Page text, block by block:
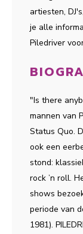
artiesten,
je alle
Piledriver
"Is there
mannen van
Status Quo.
ook een
stond:
rock ’n roll.
shows
periode van
1981).